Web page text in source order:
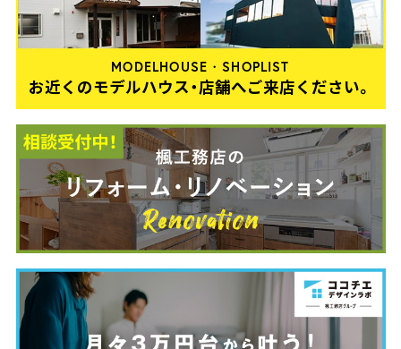
MODELHOUSE・SHOPLIST
お近くのモデルハウス・店舗へご来店ください。